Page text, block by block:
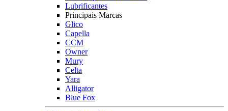
Lubrificantes
Principais Marcas
Glico
Capella
CCM
Owner
Mury
Celta
Yara
Alligator
Blue Fox